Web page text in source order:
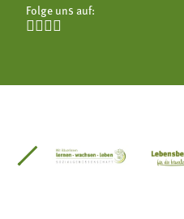
Folge uns auf:

Südtirol
Gärtnervereinigung